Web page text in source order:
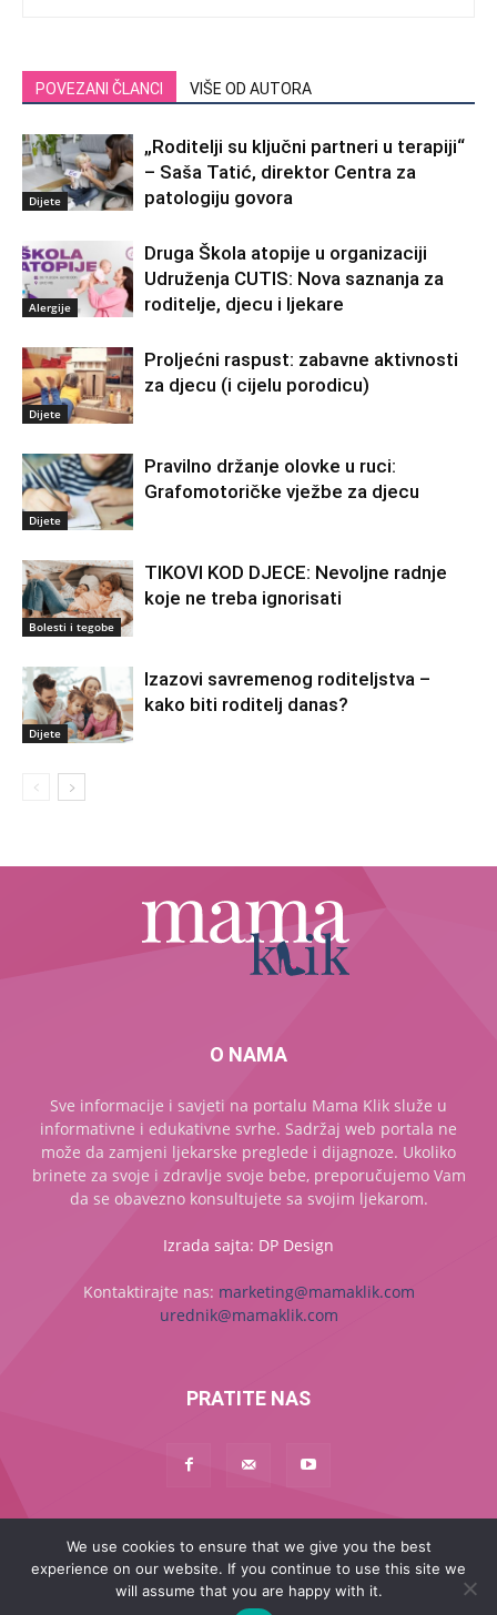
POVEZANI ČLANCI VIŠE OD AUTORA
Dijete
„Roditelji su ključni partneri u terapiji“
– Saša Tatić, direktor Centra za
patologiju govora
Alergije
Druga Škola atopije u organizaciji
Udruženja CUTIS: Nova saznanja za
roditelje, djecu i ljekare
Dijete
Proljećni raspust: zabavne aktivnosti
za djecu (i cijelu porodicu)
Dijete
Pravilno držanje olovke u ruci:
Grafomotoričke vježbe za djecu
Bolesti i tegobe
TIKOVI KOD DJECE: Nevoljne radnje
koje ne treba ignorisati
Dijete
Izazovi savremenog roditeljstva –
kako biti roditelj danas?
O NAMA
Sve informacije i savjeti na portalu Mama Klik služe u
informativne i edukativne svrhe. Sadržaj web portala ne
može da zamjeni ljekarske preglede i dijagnoze. Ukoliko
brinete za svoje i zdravlje svoje bebe, preporučujemo Vam
da se obavezno konsultujete sa svojim ljekarom.
Izrada sajta: DP Design
Kontaktirajte nas: marketing@mamaklik.com
urednik@mamaklik.com
PRATITE NAS
Naslovna Začeće Trudnoća Beba Dijete
Mama
MAMA PLUS
© 2017 - 2025 - Sva prava zadržana
We use cookies to ensure that we give you the best
experience on our website. If you continue to use this site we
will assume that you are happy with it.